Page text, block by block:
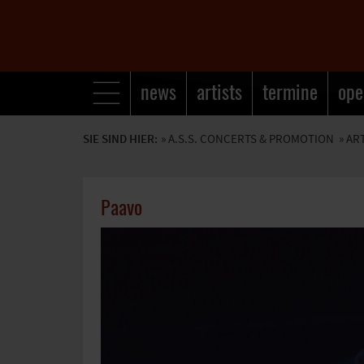
news artists termine
SIE SIND HIER: »A.S.S. CONCERTS & PROMOTION »
Paavo